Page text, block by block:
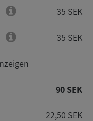
35 SEK
35 SEK
90 SEK
22,50 SEK